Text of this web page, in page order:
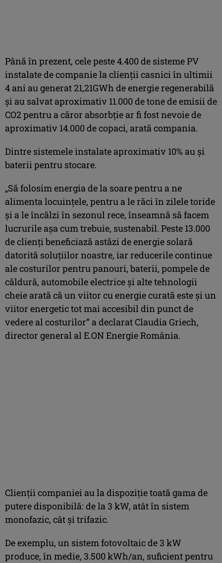
Până în prezent, cele peste 4.400 de sisteme PV
instalate de companie la clienții casnici în ultimii
4 ani au generat 21,21GWh de energie regenerabilă
și au salvat aproximativ 11.000 de tone de emisii de
CO2 pentru a căror absorbție ar fi fost nevoie de
aproximativ 14.000 de copaci, arată compania.
Dintre sistemele instalate aproximativ 10% au și
baterii pentru stocare.
„Să folosim energia de la soare pentru a ne
alimenta locuințele, pentru a le răci în zilele toride
și a le încălzi în sezonul rece, înseamnă să facem
lucrurile așa cum trebuie, sustenabil. Peste 13.000
de clienți beneficiază astăzi de energie solară
datorită soluțiilor noastre, iar reducerile continue
ale costurilor pentru panouri, baterii, pompele de
căldură, automobile electrice și alte tehnologii
cheie arată că un viitor cu energie curată este și un
viitor energetic tot mai accesibil din punct de
vedere al costurilor” a declarat Claudia Griech,
director general al E.ON Energie România.
Clienții companiei au la dispoziţie toată gama de
putere disponibilă: de la 3 kW, atât în sistem
monofazic, cât și trifazic.
De exemplu, un sistem fotovoltaic de 3 kW
produce, în medie, 3.500 kWh/an, suficient pentru